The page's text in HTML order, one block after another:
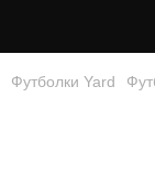
Футболки Yard